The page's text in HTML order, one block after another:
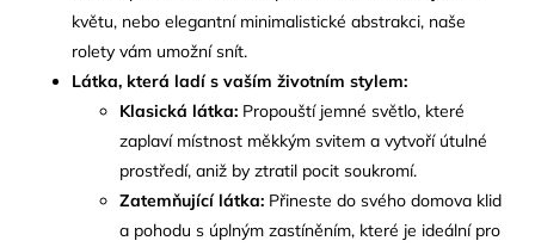
květu, nebo elegantní minimalistické abstrakci, naše
rolety vám umožní snít.
Látka, která ladí s vaším životním stylem:
Klasická látka: Propouští jemné světlo, které
zaplaví místnost měkkým svitem a vytvoří útulné
prostředí, aniž by ztratil pocit soukromí.
Zatemňující látka: Přineste do svého domova klid
a pohodu s úplným zastíněním, které je ideální pro